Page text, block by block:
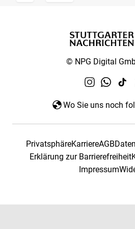
© NPG Digital
Wo Sie uns noch
PrivatsphäreKarriereAGB
Erklärung zur Barrierefreiheit
Impressum